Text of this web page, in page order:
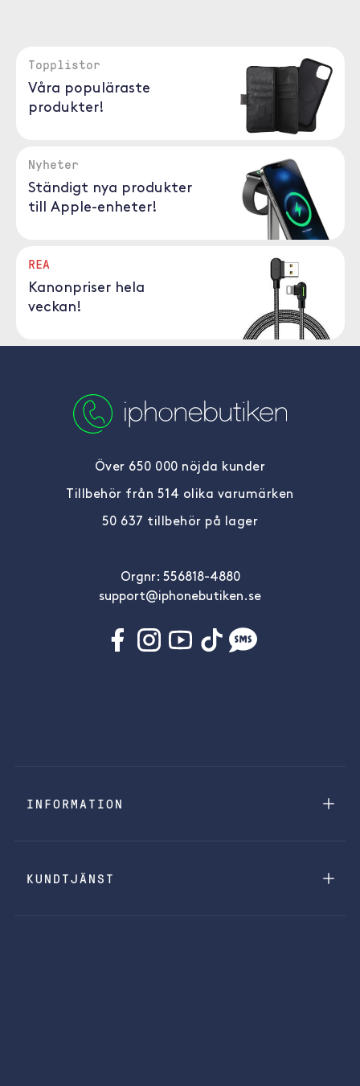
Topplistor
Våra populäraste
produkter!
Nyheter
Ständigt nya produkter
till Apple-enheter!
REA
Kanonpriser hela
veckan!
Över 650 000 nöjda kunder
Tillbehör från 514 olika varumärken
50 637 tillbehör på lager
Orgnr: 556818-4880
support@iphonebutiken.se
INFORMATION
KUNDTJÄNST